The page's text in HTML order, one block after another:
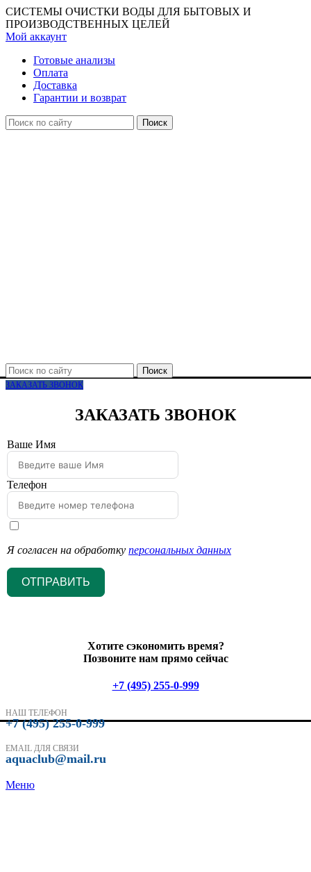
СИСТЕМЫ ОЧИСТКИ ВОДЫ ДЛЯ БЫТОВЫХ И
ПРОИЗВОДСТВЕННЫХ ЦЕЛЕЙ
Мой аккаунт
Готовые анализы
Оплата
Доставка
Гарантии и возврат
Поиск
Поиск
ЗАКАЗАТЬ ЗВОНОК
ЗАКАЗАТЬ ЗВОНОК
Ваше Имя
Телефон
Я согласен на обработку персональных данных
ОТПРАВИТЬ
Хотите сэкономить время?
Позвоните нам прямо сейчас
+7 (495) 255-0-999
НАШ ТЕЛЕФОН
+7 (495) 255-0-999
EMAIL ДЛЯ СВЯЗИ
aquaclub@mail.ru
Меню